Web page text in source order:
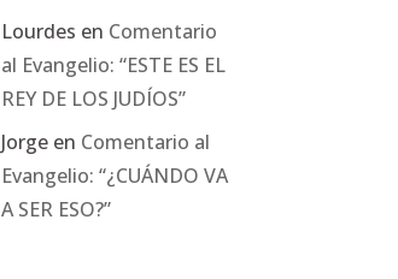
Lourdes en Comentario
al Evangelio: “ESTE ES EL
REY DE LOS JUDÍOS”
Jorge en Comentario al
Evangelio: “¿CUÁNDO VA
A SER ESO?”